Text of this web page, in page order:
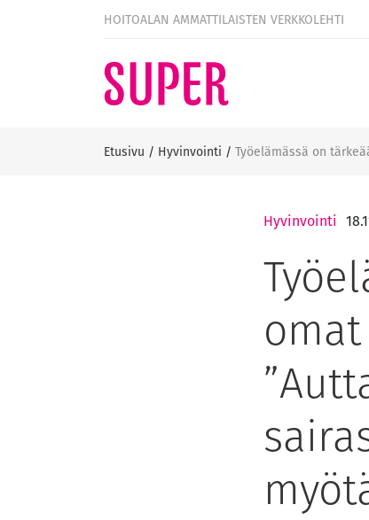
HOITOALAN AMMATTILAISTEN VERKKOLEHTI
Etusivu / Hyvinvointi / Työelämässä on
Hyvinvointi